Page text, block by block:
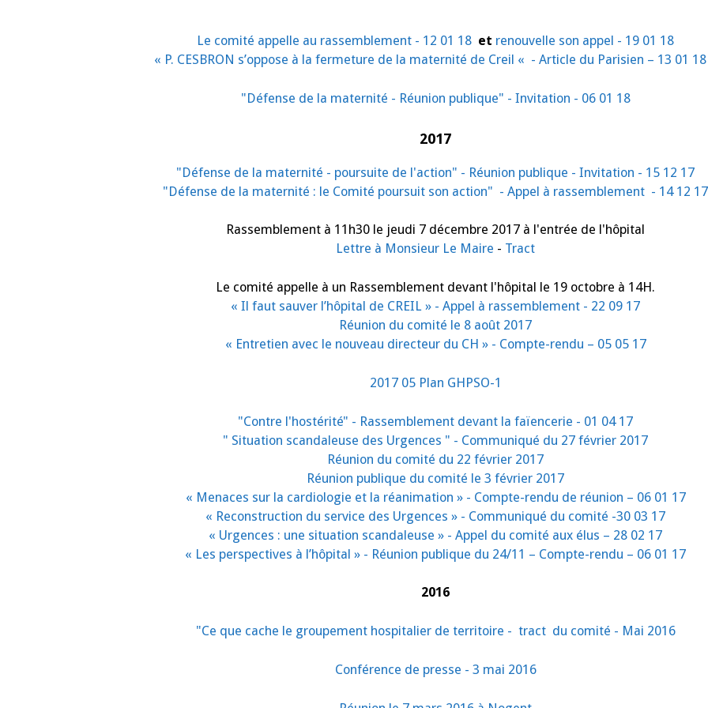
Le comité appelle au rassemblement - 12 01 18 et renouvelle son appel - 19 01 18
« P. CESBRON s’oppose à la fermeture de la maternité de Creil « - Article du Parisien – 13 01
"Défense de la maternité - Réunion publique" - Invitation - 06 01 18
2017
"Défense de la maternité - poursuite de l'action" - Réunion publique - Invitation - 15 12 17
"Défense de la maternité : le Comité poursuit son action" - Appel à rassemblement - 14 12 17
Rassemblement à 11h30 le jeudi 7 décembre 2017 à l'entrée de l'hôpital
Lettre à Monsieur Le Maire - Tract
Le comité appelle à un Rassemblement devant l'hôpital le 19 octobre à 14H.
« Il faut sauver l’hôpital de CREIL » - Appel à rassemblement - 22 09 17
Réunion du comité le 8 août 2017
« Entretien avec le nouveau directeur du CH » - Compte-rendu – 05 05 17
2017 05 Plan GHPSO-1
"Contre l'hostérité" - Rassemblement devant la faïencerie - 01 04 17
" Situation scandaleuse des Urgences " - Communiqué du 27 février 2017
Réunion du comité du 22 février 2017
Réunion publique du comité le 3 février 2017
« Menaces sur la cardiologie et la réanimation » - Compte-rendu de réunion – 06 01 17
« Reconstruction du service des Urgences » - Communiqué du comité -30 03 17
« Urgences : une situation scandaleuse » - Appel du comité aux élus – 28 02 17
« Les perspectives à l’hôpital » - Réunion publique du 24/11 – Compte-rendu – 06 01 17
2016
"Ce que cache le groupement hospitalier de territoire - tract du comité - Mai 2016
Conférence de presse - 3 mai 2016